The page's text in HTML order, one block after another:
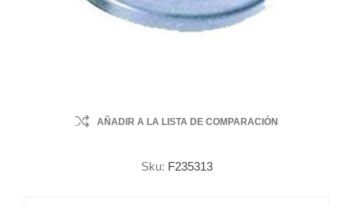
AÑADIR A LA LISTA DE COMPARACIÓN
Sku: F235313